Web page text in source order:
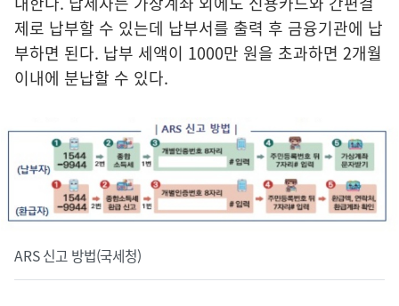
제로 납부할 수 있는데 납부서를 출력 후 금융기관에 납
부하면 된다. 납부 세액이 1000만 원을 초과하면 2개월
이내에 분납할 수 있다.
ARS 신고 방법(국세청)